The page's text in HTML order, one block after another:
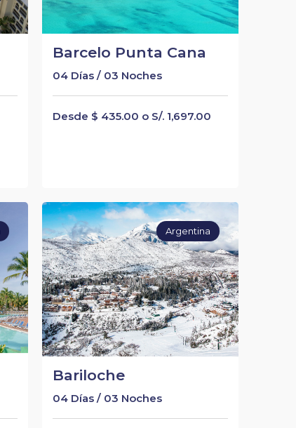
Barcelo Punta Cana
04 Días / 03 Noches
Desde $ 435.00 o S/. 1,697.00
Bariloche
04 Días / 03 Noches
Argentina